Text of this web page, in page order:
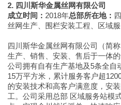
2. 四川斯华金属丝网有限公司
成立时间： 2018年总部所在地：
丝网生产、围栏安装工程、区域
四川斯华金属丝网有限公司（简
生产、销售、安装、售后于一体
公司拥有自有生产基地及5条全自
15万平方米，累计服务客户超
的安装技术和高客户满意度，安
工。公司采用总部 区域服务站模